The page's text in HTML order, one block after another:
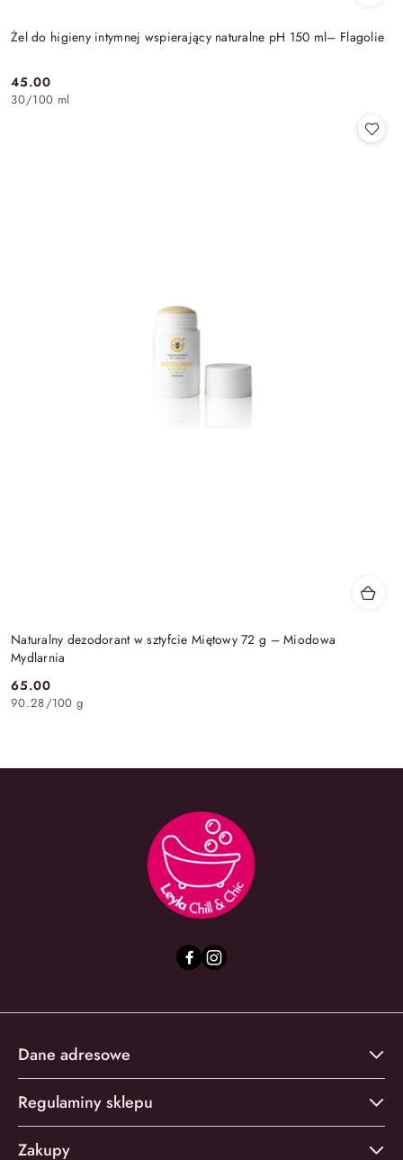
Żel do higieny intymnej wspierający naturalne pH 150 ml– Flagolie
Cena:
45.00
30/100 ml
Naturalny dezodorant w sztyfcie Miętowy 72 g – Miodowa
Mydlarnia
Cena:
65.00
90.28/100 g
Dane adresowe
Regulaminy sklepu
Zakupy